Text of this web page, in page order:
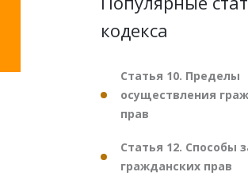
кодекса
Статья 10. Пределы
осуществления
прав
Статья 12. Способы
гражданских прав